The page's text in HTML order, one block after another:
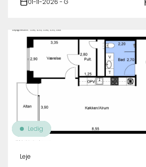
01-11-2026 - G
Ledig
Leje